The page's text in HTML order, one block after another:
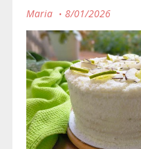
Maria 8/01/2026